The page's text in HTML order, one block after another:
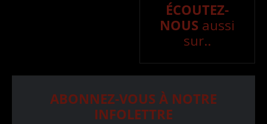
ÉCOUTEZ-
NOUS aussi
sur..
ABONNEZ-VOUS À NOTRE
INFOLETTRE